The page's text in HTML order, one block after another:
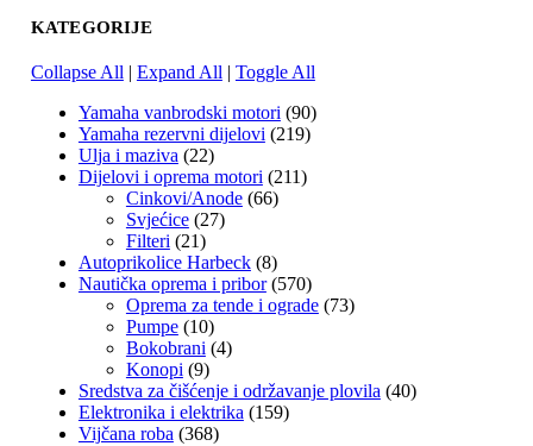
KATEGORIJE
Collapse All | Expand All | Toggle All
Yamaha vanbrodski motori (90)
Yamaha rezervni dijelovi (219)
Ulja i maziva (22)
Dijelovi i oprema motori (211)
Cinkovi/Anode (66)
Svjećice (27)
Filteri (21)
Autoprikolice Harbeck (8)
Nautička oprema i pribor (570)
Oprema za tende i ograde (73)
Pumpe (10)
Bokobrani (4)
Konopi (9)
Sredstva za čišćenje i održavanje plovila (40)
Elektronika i elektrika (159)
Vijčana roba (368)